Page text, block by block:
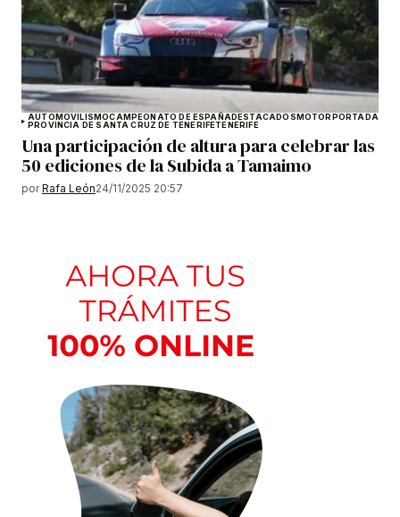
AUTOMOVILISMOCAMPEONATO DE ESPAÑADESTACADOSMOTORPORTADA
PROVINCIA DE SANTA CRUZ DE TENERIFETENERIFE
Una participación de altura para celebrar las
50 ediciones de la Subida a Tamaimo
por Rafa León24/11/2025 20:57